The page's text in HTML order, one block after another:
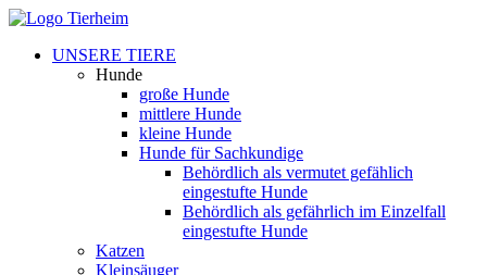
UNSERE TIERE
Hunde
große Hunde
mittlere Hunde
kleine Hunde
Hunde für Sachkundige
Behördlich als vermutet gefählich
eingestufte Hunde
Behördlich als gefährlich im Einzelfall
eingestufte Hunde
Katzen
Kleinsäuger